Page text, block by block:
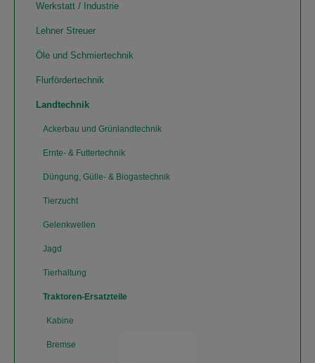
Werkstatt / Industrie
Lehner Streuer
Öle und Schmiertechnik
Flurfördertechnik
Landtechnik
Ackerbau und Grünlandtechnik
Ernte- & Futtertechnik
Düngung, Gülle- & Biogastechnik
Tierzucht
Gelenkwellen
Jagd
Tierhaltung
Traktoren-Ersatzteile
Kabine
Bremse